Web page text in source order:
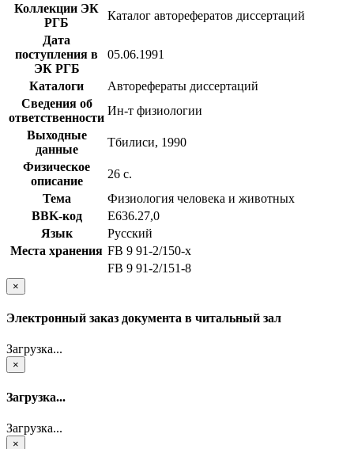
Коллекции ЭК
РГБ
Каталог авторефератов диссертаций
Дата
поступления в
ЭК РГБ
05.06.1991
Каталоги
Авторефераты диссертаций
Сведения об
ответственности
Ин-т физиологии
Выходные
данные
Тбилиси, 1990
Физическое
описание
26 с.
Тема
Физиология человека и животных
BBK-код
Е636.27,0
Язык
Русский
Места хранения FB 9 91-2/150-x
FB 9 91-2/151-8
×
Электронный заказ документа в читальный зал
Загрузка...
×
Загрузка...
Загрузка...
×